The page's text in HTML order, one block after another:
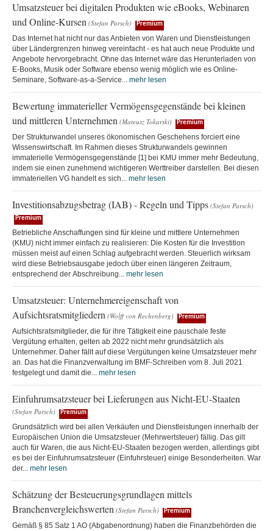
Umsatzsteuer bei digitalen Produkten wie eBooks, Webinaren
und Online-Kursen (Stefan Parsch) Premium
Das Internet hat nicht nur das Anbieten von Waren und Dienstleistungen
über Ländergrenzen hinweg vereinfacht - es hat auch neue Produkte und
Angebote hervorgebracht. Ohne das Internet wäre das Herunterladen von
E-Books, Musik oder Software ebenso wenig möglich wie es Online-
Seminare, Software-as-a-Service... mehr lesen
Bewertung immaterieller Vermögensgegenstände bei kleinen
und mittleren Unternehmen (Mateusz Tokarski) Premium
Der Strukturwandel unseres ökonomischen Geschehens forciert eine
Wissenswirtschaft. Im Rahmen dieses Strukturwandels gewinnen
immaterielle Vermögensgegenstände [1] bei KMU immer mehr Bedeutung,
indem sie einen zunehmend wichtigeren Werttreiber darstellen. Bei diesen
immateriellen VG handelt es sich... mehr lesen
Investitionsabzugsbetrag (IAB) - Regeln und Tipps (Stefan Parsch)
Premium
Betriebliche Anschaffungen sind für kleine und mittlere Unternehmen
(KMU) nicht immer einfach zu realisieren: Die Kosten für die Investition
müssen meist auf einen Schlag aufgebracht werden. Steuerlich wirksam
wird diese Betriebsausgabe jedoch über einen längeren Zeitraum,
entsprechend der Abschreibung... mehr lesen
Umsatzsteuer: Unternehmereigenschaft von
Aufsichtsratsmitgliedern (Wolff von Rechenberg) Premium
Aufsichtsratsmitglieder, die für ihre Tätigkeit eine pauschale feste
Vergütung erhalten, gelten ab 2022 nicht mehr grundsätzlich als
Unternehmer. Daher fällt auf diese Vergütungen keine Umsatzsteuer mehr
an. Das hat die Finanzverwaltung im BMF-Schreiben vom 8. Juli 2021
festgelegt und damit die... mehr lesen
Einfuhrumsatzsteuer bei Lieferungen aus Nicht-EU-Staaten
(Stefan Parsch) Premium
Grundsätzlich wird bei allen Verkäufen und Dienstleistungen innerhalb der
Europäischen Union die Umsatzsteuer (Mehrwertsteuer) fällig. Das gilt
auch für Waren, die aus Nicht-EU-Staaten bezogen werden, allerdings gibt
es bei der Einfuhrumsatzsteuer (Einfuhrsteuer) einige Besonderheiten. War
der... mehr lesen
Schätzung der Besteuerungsgrundlagen mittels
Branchenvergleichswerten (Stefan Parsch) Premium
Gemäß § 85 Satz 1 AO (Abgabenordnung) haben die Finanzbehörden die